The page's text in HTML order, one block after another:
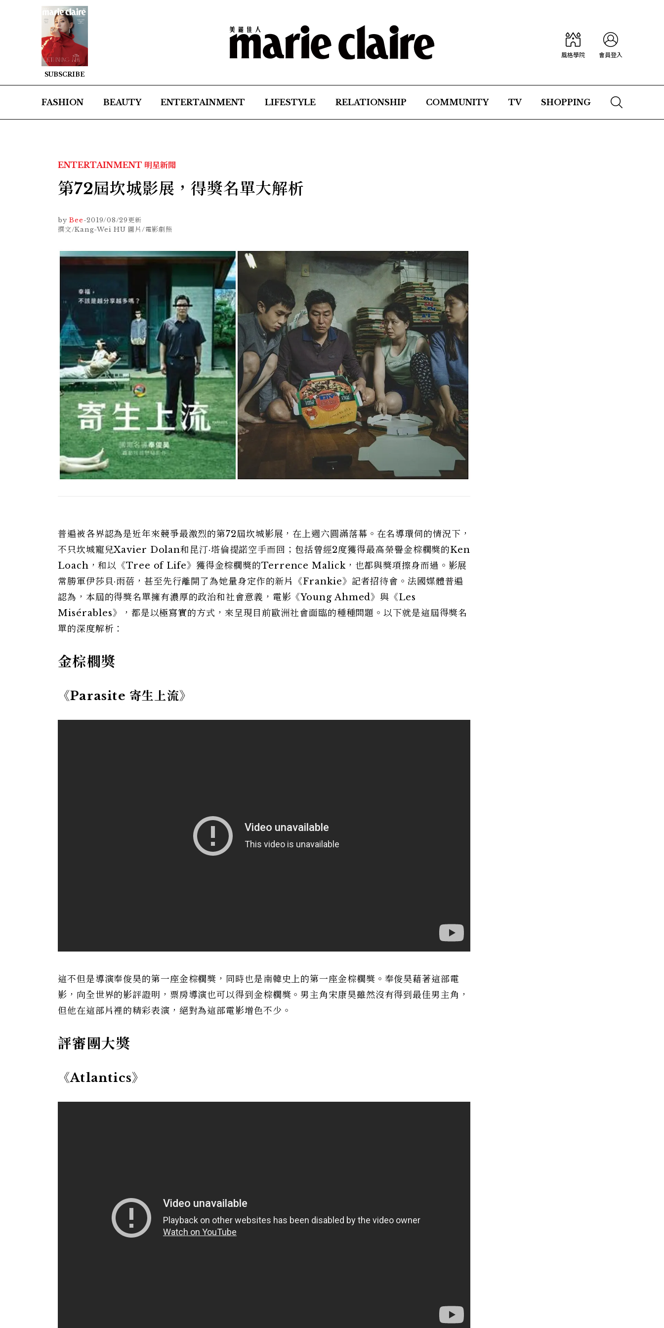
SUBSCRIBE
風格學院 會員登入
FASHION BEAUTY ENTERTAINMENT LIFESTYLE RELATIONSHIP COMMUNITY TV SHOPPING
ENTERTAINMENT 明星新聞
第72屆坎城影展，得獎名單大解析
by Bee-2019/08/29更新
撰文/Kang-Wei HU 圖片/電影劇照
普遍被各界認為是近年來競爭最激烈的第72屆坎城影展，在上週六圓滿落幕。在名導環伺的情況下，
不只坎城寵兒Xavier Dolan和昆汀·塔倫提諾空手而回；包括曾經2度獲得最高榮譽金棕櫚獎的Ken
Loach，和以《Tree of Life》獲得金棕櫚獎的Terrence Malick，也都與獎項擦身而過。影展
常勝軍伊莎貝·雨蓓，甚至先行離開了為她量身定作的新片《Frankie》記者招待會。法國媒體普遍
認為，本屆的得獎名單擁有濃厚的政治和社會意義，電影《Young Ahmed》與《Les
Misérables》，都是以極寫實的方式，來呈現目前歐洲社會面臨的種種問題。以下就是這屆得獎名
單的深度解析：
金棕櫚獎
《Parasite 寄生上流》
這不但是導演奉俊昊的第一座金棕櫚獎，同時也是南韓史上的第一座金棕櫚獎。奉俊昊藉著這部電
影，向全世界的影評證明，票房導演也可以得到金棕櫚獎。男主角宋康昊雖然沒有得到最佳男主角，
但他在這部片裡的精彩表演，絕對為這部電影增色不少。
評審團大獎
《Atlantics》